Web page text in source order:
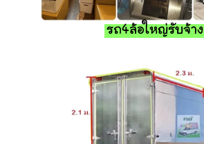
รถ4ล้อใหญ่รับจ้าง